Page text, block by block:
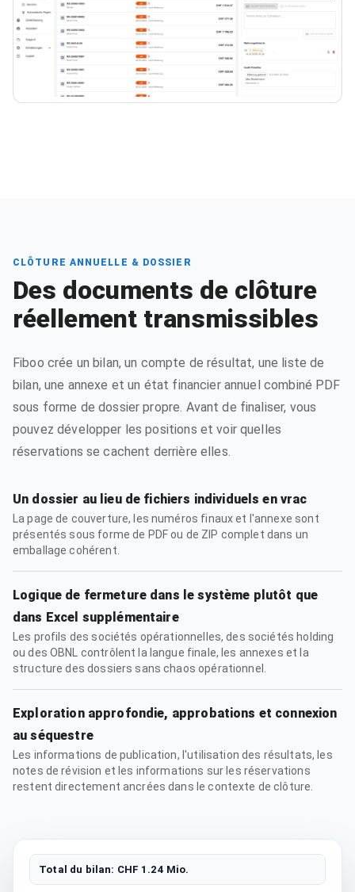
CLÔTURE ANNUELLE & DOSSIER
Des documents de clôture
réellement transmissibles
Fiboo crée un bilan, un compte de résultat, une liste de
bilan, une annexe et un état financier annuel combiné PDF
sous forme de dossier propre. Avant de finaliser, vous
pouvez développer les positions et voir quelles
réservations se cachent derrière elles.
Un dossier au lieu de fichiers individuels en vrac
La page de couverture, les numéros finaux et l'annexe sont
présentés sous forme de PDF ou de ZIP complet dans un
emballage cohérent.
Logique de fermeture dans le système plutôt que
dans Excel supplémentaire
Les profils des sociétés opérationnelles, des sociétés holding
ou des OBNL contrôlent la langue finale, les annexes et la
structure des dossiers sans chaos opérationnel.
Exploration approfondie, approbations et connexion
au séquestre
Les informations de publication, l'utilisation des résultats, les
notes de révision et les informations sur les réservations
restent directement ancrées dans le contexte de clôture.
Total du bilan: CHF 1.24 Mio.